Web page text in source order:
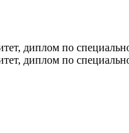
диплом по
диплом по